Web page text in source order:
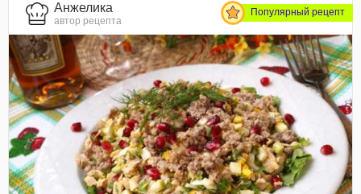
Анжелика
автор рецепта
Популярный рецепт